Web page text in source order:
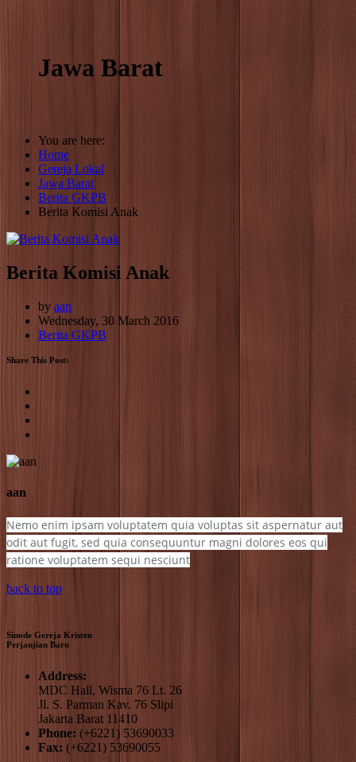
Jawa Barat
You are here:
Home
Gereja Lokal
Jawa Barat
Berita GKPB
Berita Komisi Anak
Berita Komisi Anak
by aan
Wednesday, 30 March 2016
Berita GKPB
Share This Post:
aan
Nemo enim ipsam voluptatem quia voluptas sit aspernatur aut
odit aut fugit, sed quia consequuntur magni dolores eos qui
ratione voluptatem sequi nesciunt
back to top
Sinode Gereja Kristen
Perjanjian Baru
Address:
MDC Hall, Wisma 76 Lt. 26
Jl. S. Parman Kav. 76 Slipi
Jakarta Barat 11410
Phone: (+6221) 53690033
Fax: (+6221) 53690055